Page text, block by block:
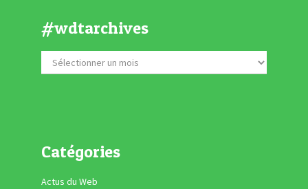
#wdtarchives
Catégories
Actus du Web